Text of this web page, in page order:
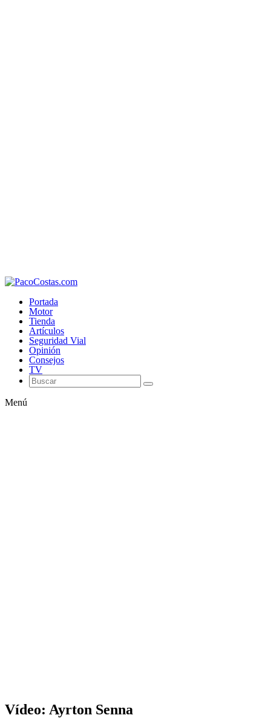
Portada
Motor
Tienda
Artículos
Seguridad Vial
Opinión
Consejos
TV
Menú
Vídeo: Ayrton Senna